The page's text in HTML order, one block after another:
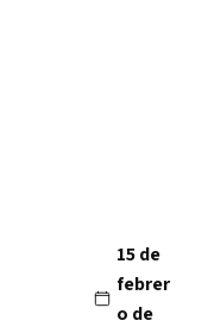
15 de
febrer
o de